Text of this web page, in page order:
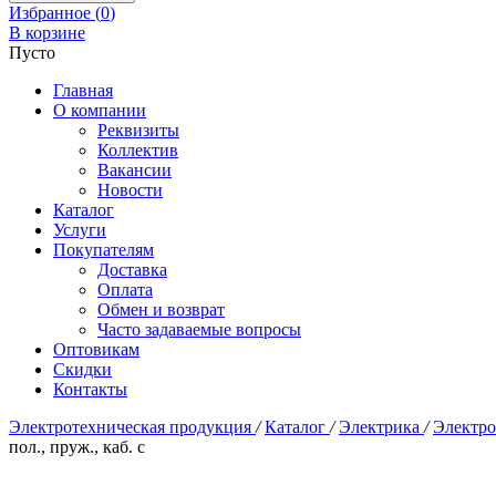
Избранное (0)
В корзине
Пусто
Главная
О компании
Реквизиты
Коллектив
Вакансии
Новости
Каталог
Услуги
Покупателям
Доставка
Оплата
Обмен и возврат
Часто задаваемые вопросы
Оптовикам
Скидки
Контакты
Электротехническая продукция / Каталог / Электрика /
пол., пруж., каб. с